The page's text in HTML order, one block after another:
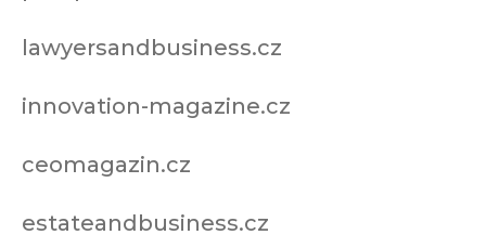
lawyersandbusiness.cz
innovation-magazine.cz
ceomagazin.cz
estateandbusiness.cz